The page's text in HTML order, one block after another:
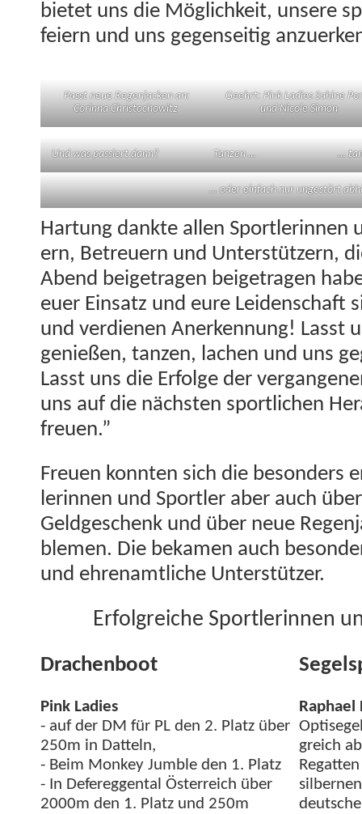
bietet uns die Möglichkeit, unsere
feiern und uns gegen­seit­ig
Passt neue Regen­jack­en an:
Corin­na Christochowitz
Geehrt: Pink Ladies Sabine
und Nicole Simon
Und was passiert dann? Tanzen … …
… oder ein­fach nur ungestört
Har­tung dank­te allen Sport­lerin­nen
ern, Betreuern und Unter­stützern,
Abend beige­tra­gen beige­tra­gen
euer Ein­satz und eure Lei­den­schaft
und ver­di­enen Anerken­nung! Lasst
genießen, tanzen, lachen und uns
Lasst uns die Erfolge der
uns auf die näch­sten sportlichen
freuen.”
Freuen kon­nten sich die beson­ders
lerin­nen und Sportler aber auch
Geldgeschenk und über neue
ble­men. Die beka­men auch
und ehre­namtliche Unterstützer.
Erfol­gre­iche Sport­lerin­nen
Drachen­boot
Pink Ladies
- auf der DM für PL den 2. Platz über
250m in Dat­teln,
- Beim Mon­key Jum­ble den 1. Platz
- In Def­er­eggen­tal Öster­re­ich über
2000m den 1. Platz und 250m
gre­ich